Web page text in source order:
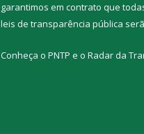
garantimos em contrato que
leis de transparência pública
Conheça o PNTP e o Radar da